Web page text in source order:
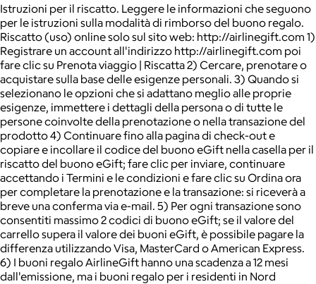
Istruzioni per il riscatto. Leggere le informazioni che seguono
per le istruzioni sulla modalità di rimborso del buono regalo.
Riscatto (uso) online solo sul sito web: http://airlinegift.com 1)
Registrare un account all'indirizzo http://airlinegift.com poi
fare clic su Prenota viaggio | Riscatta 2) Cercare, prenotare o
acquistare sulla base delle esigenze personali. 3) Quando si
selezionano le opzioni che si adattano meglio alle proprie
esigenze, immettere i dettagli della persona o di tutte le
persone coinvolte della prenotazione o nella transazione del
prodotto 4) Continuare fino alla pagina di check-out e
copiare e incollare il codice del buono eGift nella casella per il
riscatto del buono eGift; fare clic per inviare, continuare
accettando i Termini e le condizioni e fare clic su Ordina ora
per completare la prenotazione e la transazione: si riceverà a
breve una conferma via e-mail. 5) Per ogni transazione sono
consentiti massimo 2 codici di buono eGift; se il valore del
carrello supera il valore dei buoni eGift, è possibile pagare la
differenza utilizzando Visa, MasterCard o American Express.
6) I buoni regalo AirlineGift hanno una scadenza a 12 mesi
dall'emissione, ma i buoni regalo per i residenti in Nord